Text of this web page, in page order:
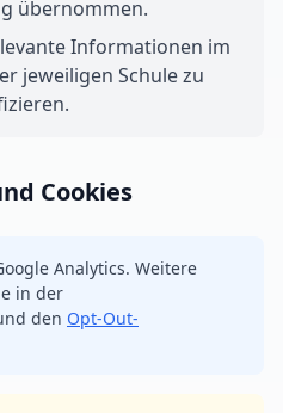
übernommen.
Informationen im
jeweiligen Schule zu
Cookies
Analytics. Weitere
in der
den Opt-Out-